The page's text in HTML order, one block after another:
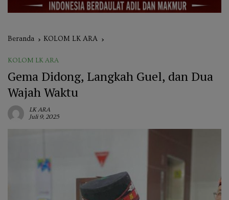
Beranda KOLOM LK ARA
KOLOM LK ARA
Gema Didong, Langkah Guel, dan Dua
Wajah Waktu
LK ARA
Juli 9, 2025